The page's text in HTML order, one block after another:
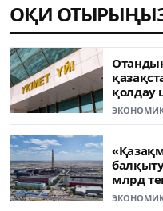
ОҚИ
қолдау
млрд